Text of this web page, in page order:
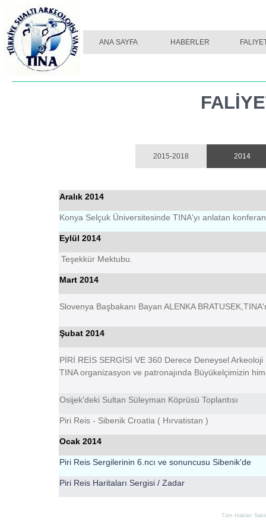
Tüm Hakları
2015-2018 2014
ANA SAYFA HABERLER
2015-2018 2014
Aralık 2014
Konya Selçuk Üniversitesinde TINA'yı anlatan
Eylül 2014
Teşekkür Mektubu.
Mart 2014
Slovenya Başbakanı Bayan ALENKA
Şubat 2014
PİRİ REİS SERGİSİ VE 360 Derece Deneysel
TINA organizasyon ve patronajında Büyükelçimizin
Osijek'deki Sultan Süleyman Köprüsü Toplantısı
Piri Reis - Sibenik Croatia ( Hırvatistan )
Ocak 2014
Piri Reis Sergilerinin 6.ncı ve sonuncusu Sibenik'de
Piri Reis Haritaları Sergisi / Zadar